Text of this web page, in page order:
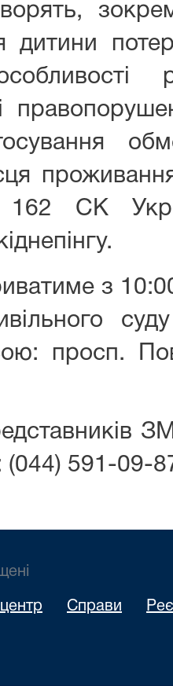
дитини
СК
з
просп.
(044) 591-09-
Справи